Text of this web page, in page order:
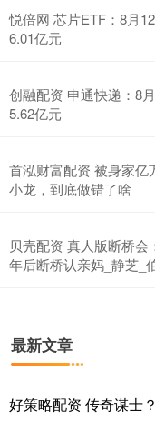
悦倍网 芯片ETF：8月
6.01亿元
创融配资 申通快递：8
5.62亿元
首泓财富配资 被身家亿
小龙，到底做错了啥
贝壳配资 真人版断桥
年后断桥认亲妈_静芝_
最新文章
好策略配资 传奇谋士